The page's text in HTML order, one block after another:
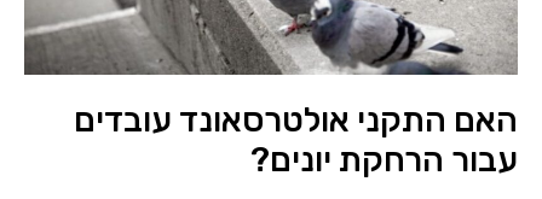
האם התקני אולטרסאונד עובדים
עבור הרחקת יונים?